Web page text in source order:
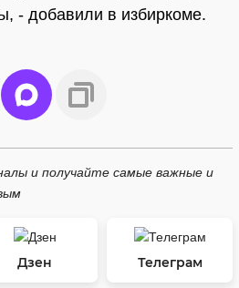
- добавили в избиркоме.
и получайте самые важные и
Дзен Телеграм